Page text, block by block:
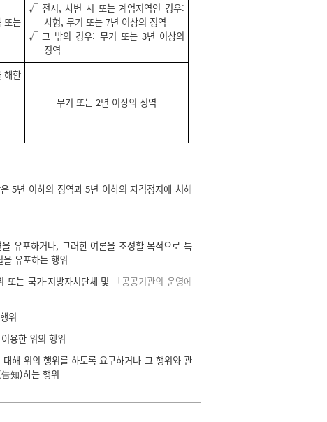
또는
√ 전시, 사변 시 또는 계엄지역인 경우:
사형, 무기 또는 7년 이상의 징역
√ 그 밖의 경우: 무기 또는 3년 이상의
징역
해한
무기 또는 2년 이상의 징역
5년 이하의 징역과 5년 이하의 자격정지에 처해
유포하거나, 그러한 여론을 조성할 목적으로 특
유포하는 행위
또는 국가·지방자치단체 및
「공공기관의 운영에
위
용한 위의 행위
해 위의 행위를 하도록 요구하거나 그 행위와 관
知)하는 행위